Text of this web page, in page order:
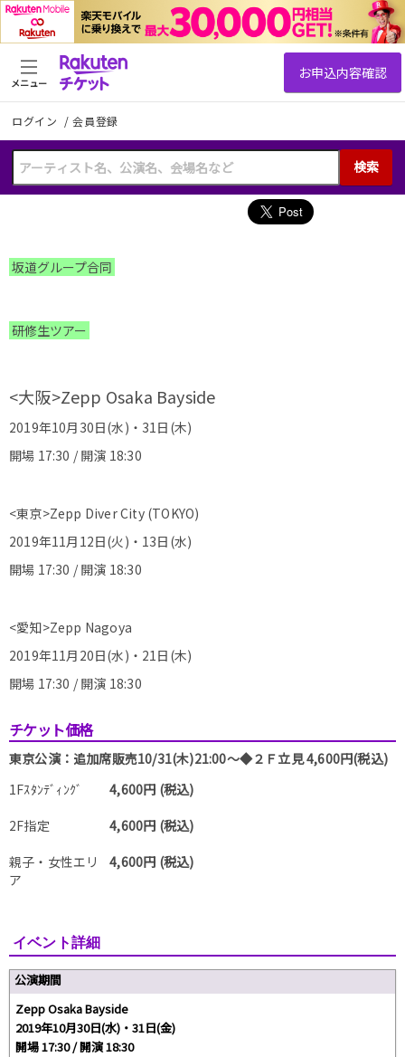
ログイン /会員登録
検索
メニュー
坂道グループ合同
研修生ツアー
<大阪>Zepp Osaka Bayside
2019年10月30日(水)・31日(木)
開場 17:30 / 開演 18:30
<東京>Zepp Diver City (TOKYO)
2019年11月12日(火)・13日(水)
開場 17:30 / 開演 18:30
<愛知>Zepp Nagoya
2019年11月20日(水)・21日(木)
開場 17:30 / 開演 18:30
チケット価格
東京公演：追加席販売10/31(木)21:00～◆２Ｆ立見 4,600円(税込)
1Fｽﾀﾝﾃﾞｨﾝｸﾞ
4,600円 (税込)
2F指定
4,600円 (税込)
親子・女性エリ
ア
4,600円 (税込)
イベント詳細
公演期間
Zepp Osaka Bayside
2019年10月30日(水)・31日(金)
開場 17:30 / 開演 18:30